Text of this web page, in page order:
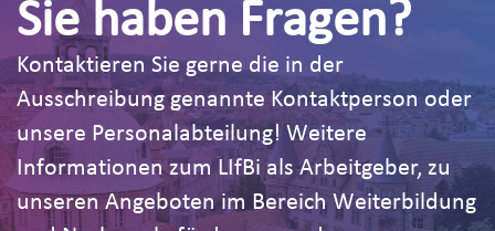
Sie haben Fragen?
Kontaktieren Sie gerne die in der
Ausschreibung genannte Kontaktperson oder
unsere Personalabteilung! Weitere
Informationen zum LIfBi als Arbeitgeber, zu
unseren Angeboten im Bereich Weiterbildung